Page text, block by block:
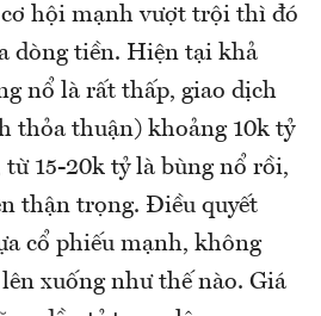
cơ hội mạnh vượt trội thì đó
dòng tiền. Hiện tại khả
nổ là rất thấp, giao dịch
thỏa thuận) khoảng 10k tỷ
từ 15-20k tỷ là bùng nổ rồi,
thận trọng. Điều quyết
cổ phiếu mạnh, không
xuống như thế nào. Giá